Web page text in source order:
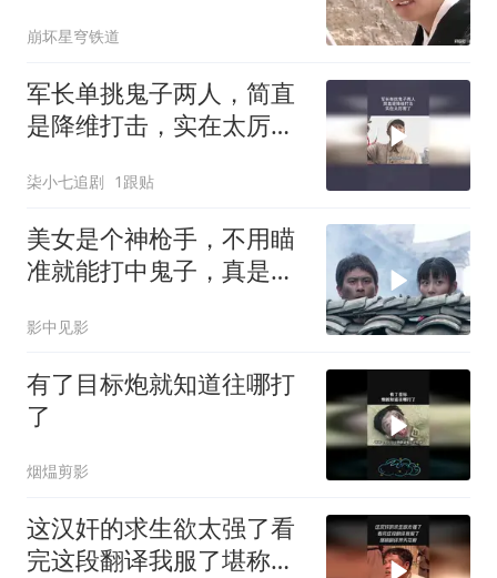
崩坏星穹铁道
军长单挑鬼子两人，简直
是降维打击，实在太厉害
柒小七追剧 1跟贴
美女是个神枪手，不用瞄
准就能打中鬼子，真是奇
影中见影
有了目标炮就知道往哪打
了
烟煴剪影
这汉奸的求生欲太强了看
完这段翻译我服了堪称翻